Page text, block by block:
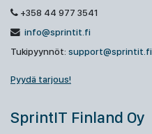
+358 44 977 3541
info@sprintit.fi
Tukipyynnöt: support@sprintit.fi
Pyydä tarjous!
SprintIT Finland Oy